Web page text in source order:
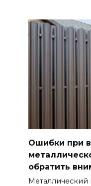
Ошибки при
обратить